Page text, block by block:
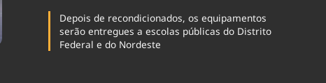
Depois de recondicionados, os equipamentos
serão entregues a escolas públicas do Distrito
Federal e do Nordeste